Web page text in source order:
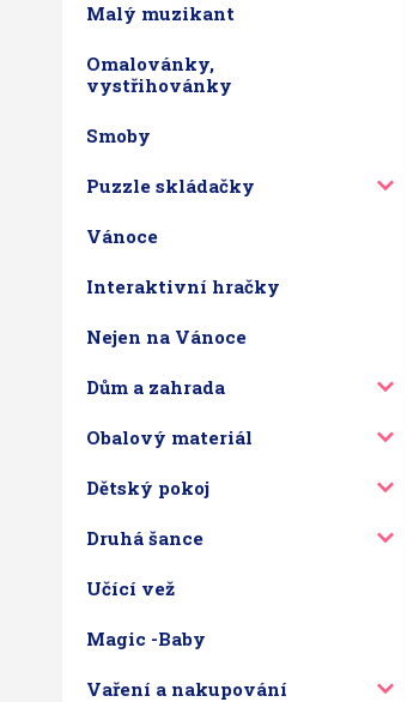
Malý muzikant
Omalovánky,
vystřihovánky
Smoby
Puzzle skládačky
Vánoce
Interaktivní hračky
Nejen na Vánoce
Dům a zahrada
Obalový materiál
Dětský pokoj
Druhá šance
Učící vež
Magic -Baby
Vaření a nakupování